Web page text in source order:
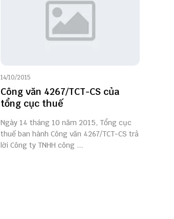
14/10/2015
Công văn 4267/TCT-CS của
tổng cục thuế
Ngày 14 tháng 10 năm 2015, Tổng cục
thuế ban hành Công văn 4267/TCT-CS trả
lời Công ty TNHH công ...